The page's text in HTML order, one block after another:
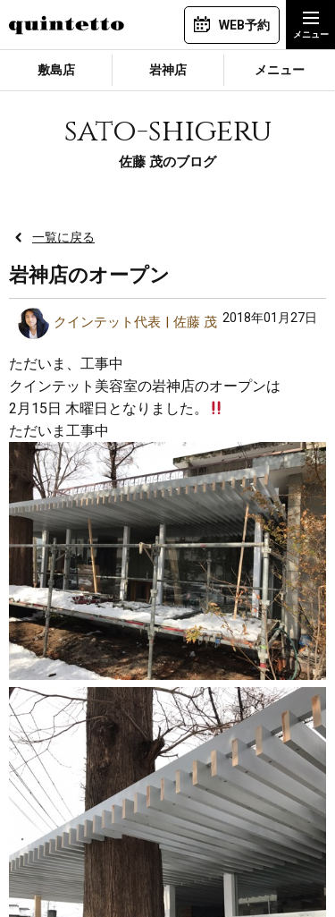
WEB予約
敷島店 岩神店 メニュー
sato-shigeru
佐藤 茂のブログ
一覧に戻る
岩神店のオープン
クインテット代表 佐藤 茂 2018年01月27日
ただいま、工事中
クインテット美容室の岩神店のオープンは
2月15日 木曜日となりました。
ただいま工事中